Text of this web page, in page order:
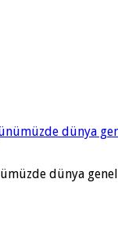
dünya